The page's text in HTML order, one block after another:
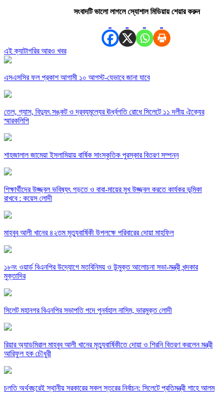
সংবাদটি ভালো লাগলে স্যোশাল মিডিয়ায় শেয়ার করুন
এই ক্যাটাগরির আরও খবর
এসএসসির ফল প্রকাশ আগামী ১০ আগস্ট-যেভাবে জানা যাবে
তেল, গ্যাস, বিদ্যুৎ সঙ্কট ও দ্রব্যমূল্যের ঊর্ধ্বগতি রোধে সিলেটে ১১ দলীয় ঐক্যের
স্মারকলিপি
শাহজালাল জামেয়া ইসলামিয়ায় বার্ষিক সাংস্কৃতিক পুরস্কার বিতরণ সম্পন্ন
শিক্ষার্থীদের উজ্জ্বল ভবিষ্যৎ গড়তে ও বাবা-মায়ের মুখ উজ্জ্বল করতে কার্যকর ভূমিকা
রাখবে : কয়েস লোদী
মাহবুব আলী খানের ৪২তম মৃত্যুবার্ষিকী উপলক্ষে পরিবারের দোয়া মাহফিল
১৮নং ওয়ার্ড বিএনপির উদ্যোগে মতবিনিময় ও উন্মুক্ত আলোচনা সভা-মন্ত্রী খন্দকার
মুক্তাদির
সিলেট মহানগর বিএনপির সভাপতি পদে পুনর্বহাল নাসিম, ভারমুক্ত লোদী
রিয়ার অ্যাডমিরাল মাহবুব আলী খানের মৃত্যুবার্ষিকীতে দোয়া ও শিরনি বিতরণ করলেন মন্ত্রী
আরিফুল হক চৌধুরী
চলতি অর্থবছরেই স্থানীয় সরকারের সকল স্তরের নির্বাচন: সিলেটে প্রতিমন্ত্রী শাহে আলম